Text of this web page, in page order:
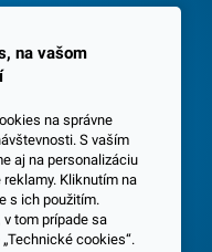
Senci
na vašom
na správne
S vaším
aj na personalizáciu
reklamy. Kliknutím na
s ich použitím.
tom prípade sa
cookies“.